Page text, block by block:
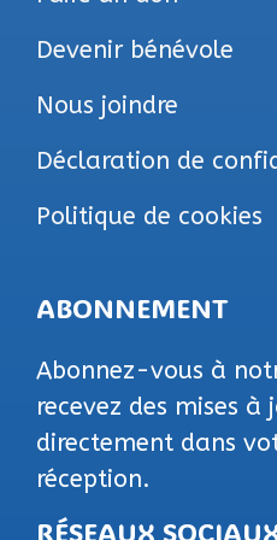
Devenir bénévole
Nous joindre
Déclaration de
Politique de cookies
ABONNEMENT
Abonnez-vous à
recevez des mises à
directement dans
réception.
RÉSEAUX